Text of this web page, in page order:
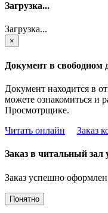
Загрузка...
Загрузка...
×
Документ в свободном
Документ находится в
можете ознакомиться и
Просмотрщике.
Читать онлайн
Заказ
Заказ в читальный
Заказ успешно
Понятно